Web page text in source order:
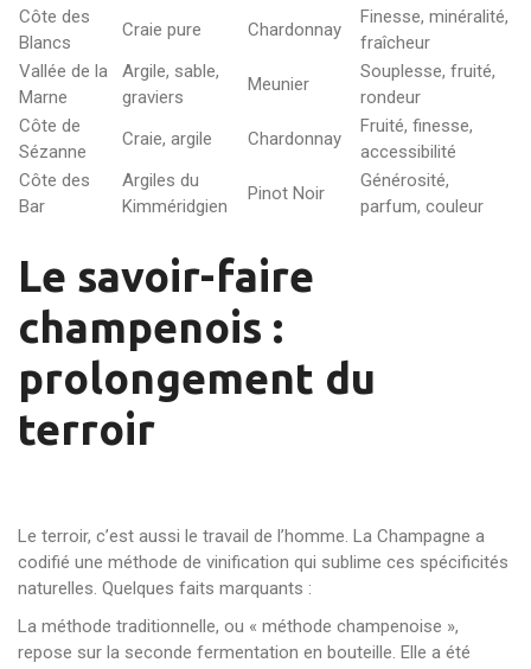
Côte des
Blancs
Craie pure Chardonnay
Finesse, minéralité,
fraîcheur
Vallée de la
Marne
Argile, sable,
graviers
Meunier
Souplesse, fruité,
rondeur
Côte de
Sézanne
Craie, argile Chardonnay
Fruité, finesse,
accessibilité
Côte des
Bar
Argiles du
Kimméridgien
Pinot Noir
Générosité,
parfum, couleur
Le savoir-faire
champenois :
prolongement du
terroir
Le terroir, c’est aussi le travail de l’homme. La Champagne a
codifié une méthode de vinification qui sublime ces spécificités
naturelles. Quelques faits marquants :
La méthode traditionnelle, ou « méthode champenoise »,
repose sur la seconde fermentation en bouteille. Elle a été